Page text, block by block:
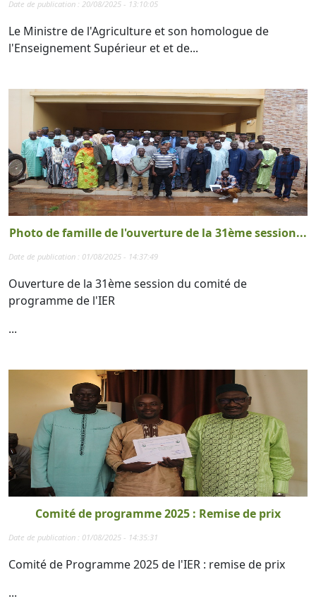
Date de publication : 20/08/2025 - 13:10:05
Le Ministre de l'Agriculture et son homologue de
l'Enseignement Supérieur et et de...
Photo de famille de l'ouverture de la 31ème session...
Date de publication : 01/08/2025 - 14:37:49
Ouverture de la 31ème session du comité de
programme de l'IER
...
Comité de programme 2025 : Remise de prix
Date de publication : 01/08/2025 - 14:35:31
Comité de Programme 2025 de l'IER : remise de prix
...